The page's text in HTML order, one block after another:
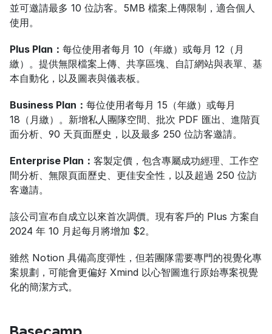
並可邀請最多 10 位訪客。5MB 檔案上傳限制，適合個人
使用。
Plus Plan： 每位使用者每月 10（年繳）或每月 12（月
繳）。提供無限檔案上傳、共享區塊、自訂網站與表單、基
本自動化，以及圖表與儀表板。
Business Plan： 每位使用者每月 15（年繳）或每月
18（月繳）。新增私人團隊空間、批次 PDF 匯出、進階頁
面分析、90 天頁面歷史，以及最多 250 位訪客邀請。
Enterprise Plan： 客製定價，包含專屬成功經理、工作空
間分析、無限頁面歷史、更佳安全性，以及超過 250 位訪
客邀請。
該公司宣布自成立以來首次調價。現有客戶的 Plus 方案自
2024 年 10 月起每月將增加 $2。
雖然 Notion 具備高度彈性，但若團隊需要專門的視覺化專
案規劃，可能會更偏好 Xmind 以心智圖進行原始專案視覺
化的簡潔方式。